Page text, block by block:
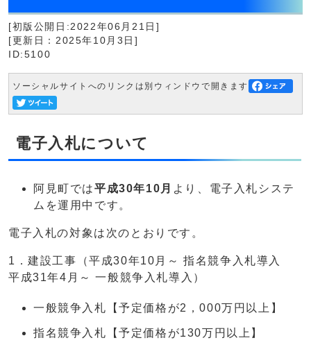
[初版公開日:2022年06月21日]
[更新日：2025年10月3日]
ID:5100
ソーシャルサイトへのリンクは別ウィンドウで開きます
電子入札について
阿見町では平成30年10月 より、電子入札システ
ムを運用中です。
電子入札の対象は次のとおりです。
1．建設工事（平成30年10月～ 指名競争入札導入
平成31年4月～ 一般競争入札導入）
一般競争入札【予定価格が2，000万円以上】
指名競争入札【予定価格が130万円以上】